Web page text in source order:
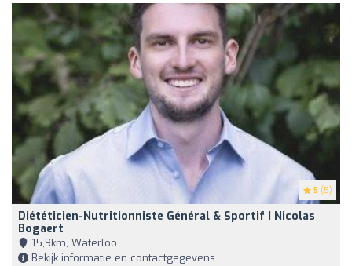
5 (5)
Diététicien-Nutritionniste Général & Sportif | Nicolas
Bogaert
15,9km, Waterloo
Bekijk informatie en contactgegevens